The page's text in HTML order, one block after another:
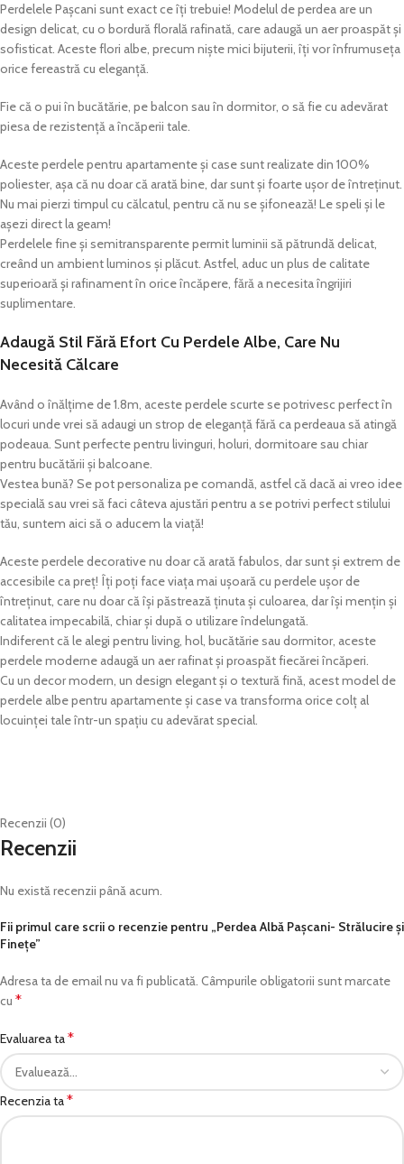
Perdelele Pașcani sunt exact ce îți trebuie! Modelul de perdea are un
design delicat, cu o bordură florală rafinată, care adaugă un aer proaspăt și
sofisticat. Aceste flori albe, precum niște mici bijuterii, îți vor înfrumuseța
orice fereastră cu eleganță.
Fie că o pui în bucătărie, pe balcon sau în dormitor, o să fie cu adevărat
piesa de rezistență a încăperii tale.
Aceste perdele pentru apartamente și case sunt realizate din 100%
poliester, așa că nu doar că arată bine, dar sunt și foarte ușor de întreținut.
Nu mai pierzi timpul cu călcatul, pentru că nu se șifonează! Le speli și le
așezi direct la geam!
Perdelele fine și semitransparente permit luminii să pătrundă delicat,
creând un ambient luminos și plăcut. Astfel, aduc un plus de calitate
superioară și rafinament în orice încăpere, fără a necesita îngrijiri
suplimentare.
Adaugă Stil Fără Efort Cu Perdele Albe, Care Nu
Necesită Călcare
Având o înălțime de 1.8m, aceste perdele scurte se potrivesc perfect în
locuri unde vrei să adaugi un strop de eleganță fără ca perdeaua să atingă
podeaua. Sunt perfecte pentru livinguri, holuri, dormitoare sau chiar
pentru bucătării și balcoane.
Vestea bună? Se pot personaliza pe comandă, astfel că dacă ai vreo idee
specială sau vrei să faci câteva ajustări pentru a se potrivi perfect stilului
tău, suntem aici să o aducem la viață!
Aceste perdele decorative nu doar că arată fabulos, dar sunt și extrem de
accesibile ca preț! Îți poți face viața mai ușoară cu perdele ușor de
întreținut, care nu doar că își păstrează ținuta și culoarea, dar își mențin și
calitatea impecabilă, chiar și după o utilizare îndelungată.
Indiferent că le alegi pentru living, hol, bucătărie sau dormitor, aceste
perdele moderne adaugă un aer rafinat și proaspăt fiecărei încăperi.
Cu un decor modern, un design elegant și o textură fină, acest model de
perdele albe pentru apartamente și case va transforma orice colț al
locuinței tale într-un spațiu cu adevărat special.
Recenzii (0)
Recenzii
Nu există recenzii până acum.
Fii primul care scrii o recenzie pentru „Perdea Albă Pașcani- Strălucire și
Finețe”
Adresa ta de email nu va fi publicată. Câmpurile obligatorii sunt marcate
cu *
Evaluarea ta*
Recenzia ta*